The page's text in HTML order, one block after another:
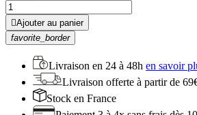
Ajouter au panier
favorite_border
Livraison en 24 à 48h en savoir
Livraison offerte à partir de
Stock en France